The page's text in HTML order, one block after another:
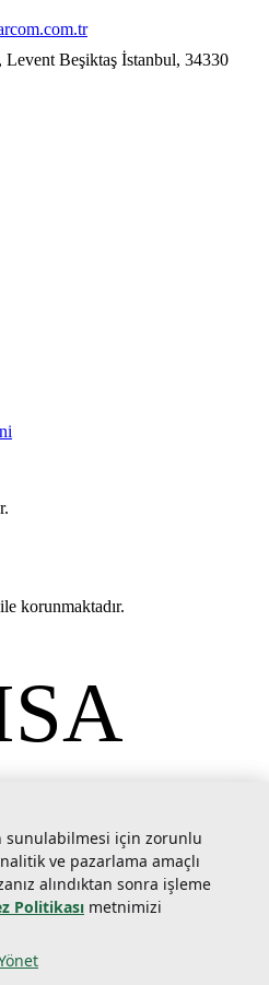
Beşiktaş İstanbul, 34330
korunmaktadır.
A.Ş. Tüm hakları saklıdır.